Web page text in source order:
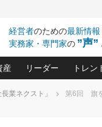
経営者のための最新情報
実務家・専門家の ”声”
産 リーダー トレン
業ネクスト」 第6回 旗